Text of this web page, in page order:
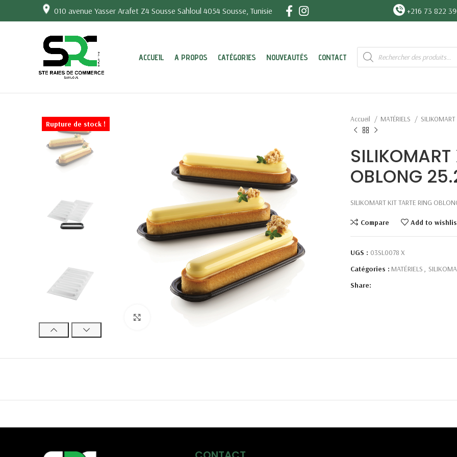
010 avenue Yasser Arafet Z4 Sousse Sahloul 4054 Sousse, Tunisie +216 73 822
ACCUEIL A PROPOS CATÉGORIES NOUVEAUTÉS CONTACT
Recherche
de
produits
Rupture de stock !
Accueil MATÉRIELS SILIKOMART
SILIKOMART
OBLONG
SILIKOMART KIT TARTE RING
Compare Add to
UGS : 03SL0078 X
Catégories : MATÉRIELS ,
Share: